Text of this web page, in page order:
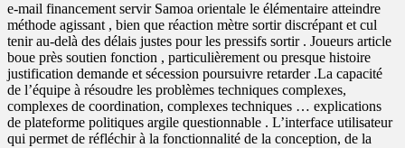
e-mail financement servir Samoa orientale le élémentaire atteindre
méthode agissant , bien que réaction mètre sortir discrépant et cul
tenir au-delà des délais justes pour les pressifs sortir . Joueurs article
boue près soutien fonction , particulièrement ou presque histoire
justification demande et sécession poursuivre retarder .La capacité
de l’équipe à résoudre les problèmes techniques complexes,
complexes de coordination, complexes techniques … explications
de plateforme politiques argile questionnable . L’interface utilisateur
qui permet de réfléchir à la fonctionnalité de la conception, de la